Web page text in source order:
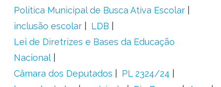
Política Municipal de Busca Ativa Escolar
inclusão escolar
LDB
Lei de Diretrizes e Bases da Educação
Nacional
Câmara dos Deputados
PL 2324/24